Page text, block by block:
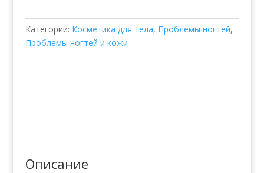
Care
Категории: Косметика для тела, Проблемы ногтей,
Проблемы ногтей и кожи
Описание